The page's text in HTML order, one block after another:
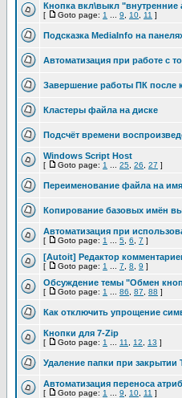
Кнопка вкл\выкл "внутренние
[ Goto page: 1 9 10 11 ]
Подсказка MediaInfo на
Автоматизация при работе с
Завершение работы ПК после
Кластеры файла на диске
Подсчёт времени
Windows Script Host
[ Goto page: 1 25 26 27 ]
Переименование файла на
Копирование базовых имён
Автоматизация при
[ Goto page: 1 5 6 7 ]
[Autoit] Редактор
[ Goto page: 1 7 8 9 ]
Обсуждение темы "Обмен
[ Goto page: 1 86 87 88 ]
Как отключить упрощение
Кнопки для 7-Zip
[ Goto page: 1 11 12 13 ]
Удаление папки при закрытии
Автоматизация переноса
[ Goto page: 1 9 10 11 ]